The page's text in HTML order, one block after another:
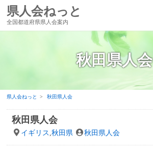
県人会ねっと
全国都道府県県人会案内
秋田県人会
県人会ねっと 秋田県人会
秋田県人会
イギリス ,秋田県 秋田県人会